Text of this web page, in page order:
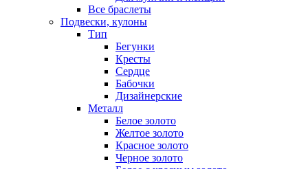
Все браслеты
Подвески, кулоны
Тип
Бегунки
Кресты
Сердце
Бабочки
Дизайнерские
Металл
Белое золото
Желтое золото
Красное золото
Черное золото